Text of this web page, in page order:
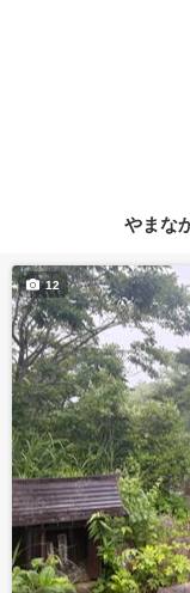
やまな
12